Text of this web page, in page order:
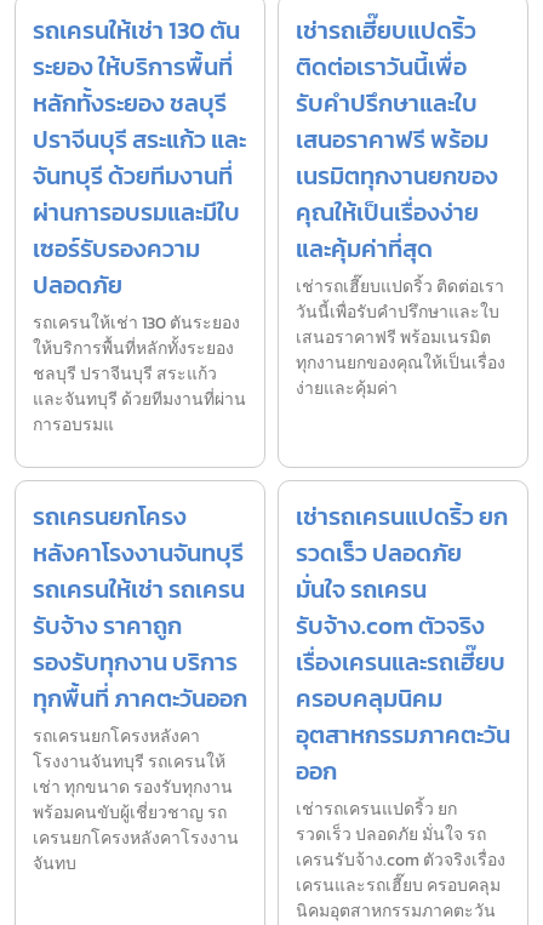
รถเครนให้เช่า 130 ตัน
ระยอง ให้บริการพื้นที่
หลักทั้งระยอง ชลบุรี
ปราจีนบุรี สระแก้ว และ
จันทบุรี ด้วยทีมงานที่
ผ่านการอบรมและมีใบ
เซอร์รับรองความ
ปลอดภัย
รถเครนให้เช่า 130 ตันระยอง
ให้บริการพื้นที่หลักทั้งระยอง
ชลบุรี ปราจีนบุรี สระแก้ว
และจันทบุรี ด้วยทีมงานที่ผ่าน
การอบรมแ
เช่ารถเฮี๊ยบแปดริ้ว
ติดต่อเราวันนี้เพื่อ
รับคำปรึกษาและใบ
เสนอราคาฟรี พร้อม
เนรมิตทุกงานยกของ
คุณให้เป็นเรื่องง่าย
และคุ้มค่าที่สุด
เช่ารถเฮี๊ยบแปดริ้ว ติดต่อเรา
วันนี้เพื่อรับคำปรึกษาและใบ
เสนอราคาฟรี พร้อมเนรมิต
ทุกงานยกของคุณให้เป็นเรื่อง
ง่ายและคุ้มค่า
รถเครนยกโครง
หลังคาโรงงานจันทบุรี
รถเครนให้เช่า รถเครน
รับจ้าง ราคาถูก
รองรับทุกงาน บริการ
ทุกพื้นที่ ภาคตะวันออก
รถเครนยกโครงหลังคา
โรงงานจันทบุรี รถเครนให้
เช่า ทุกขนาด รองรับทุกงาน
พร้อมคนขับผู้เชี่ยวชาญ รถ
เครนยกโครงหลังคาโรงงาน
จันทบ
เช่ารถเครนแปดริ้ว ยก
รวดเร็ว ปลอดภัย
มั่นใจ รถเครน
รับจ้าง.com ตัวจริง
เรื่องเครนและรถเฮี๊ยบ
ครอบคลุมนิคม
อุตสาหกรรมภาคตะวัน
ออก
เช่ารถเครนแปดริ้ว ยก
รวดเร็ว ปลอดภัย มั่นใจ รถ
เครนรับจ้าง.com ตัวจริงเรื่อง
เครนและรถเฮี๊ยบ ครอบคลุม
นิคมอุตสาหกรรมภาคตะวัน